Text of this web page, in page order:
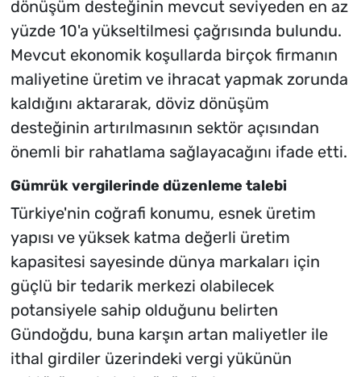
dönüşüm desteğinin mevcut seviyeden en az
yüzde 10'a yükseltilmesi çağrısında bulundu.
Mevcut ekonomik koşullarda birçok firmanın
maliyetine üretim ve ihracat yapmak zorunda
kaldığını aktararak, döviz dönüşüm
desteğinin artırılmasının sektör açısından
önemli bir rahatlama sağlayacağını ifade etti.
Gümrük vergilerinde düzenleme talebi
Türkiye'nin coğrafi konumu, esnek üretim
yapısı ve yüksek katma değerli üretim
kapasitesi sayesinde dünya markaları için
güçlü bir tedarik merkezi olabilecek
potansiyele sahip olduğunu belirten
Gündoğdu, buna karşın artan maliyetler ile
ithal girdiler üzerindeki vergi yükünün